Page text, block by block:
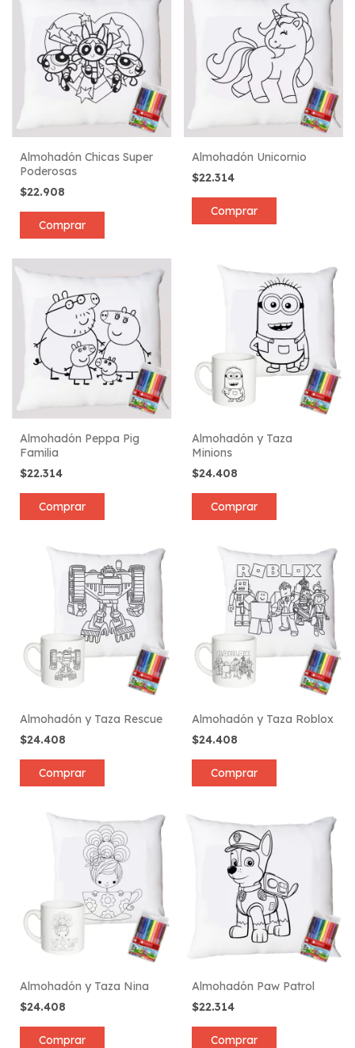
Almohadón Chicas Super
Poderosas
$22.908
Comprar
Almohadón Unicornio
$22.314
Comprar
Almohadón Peppa Pig
Familia
$22.314
Comprar
Almohadón y Taza
Minions
$24.408
Comprar
Almohadón y Taza Rescue
$24.408
Comprar
Almohadón y Taza Roblox
$24.408
Comprar
Almohadón y Taza Nina
$24.408
Comprar
Almohadón Paw Patrol
$22.314
Comprar